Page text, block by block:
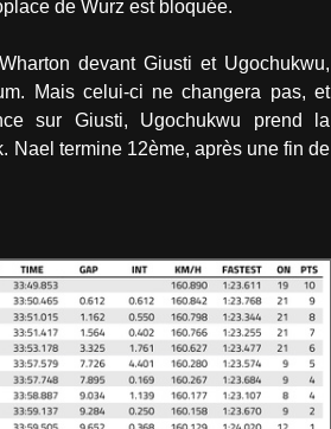
de Wurz est bloquée.
devant Giusti et Ugochukwu,
Mais celui-ci ne changera pas, et
sur Giusti, Ugochukwu prend la
Nael termine 12ème, après une fin de